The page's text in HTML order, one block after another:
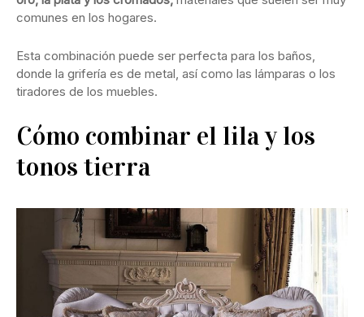
comunes en los hogares.
Esta combinación puede ser perfecta para los baños,
donde la grifería es de metal, así como las lámparas o los
tiradores de los muebles.
Cómo combinar el lila y los
tonos tierra